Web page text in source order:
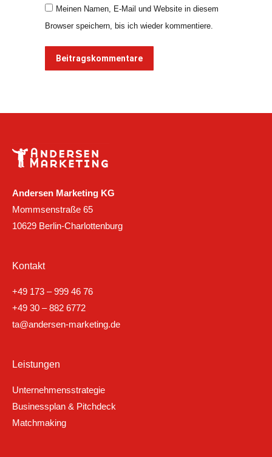
Meinen Namen, E-Mail und Website in diesem
Browser speichern, bis ich wieder kommentiere.
Beitragskommentare
Andersen Marketing KG
Mommsenstraße 65
10629 Berlin-Charlottenburg
Kontakt
+49 173 – 999 46 76
+49 30 – 882 6772
ta@andersen-marketing.de
Leistungen
Unternehmensstrategie
Businessplan & Pitchdeck
Matchmaking